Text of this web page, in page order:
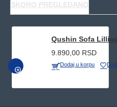
SKORO PREGLEDANO
BRZI PREGLED
Qushin Sofa
9.890,00 RSD
Dodaj u korpu